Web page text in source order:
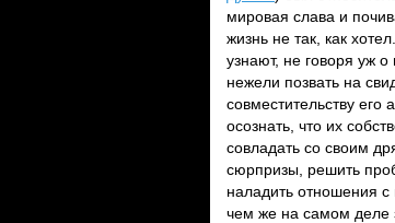
мировая слава и
жизнь не так, как
узнают, не говоря уж
нежели позвать на
совместительству его
осознать, что их
совладать со своим
сюрпризы, решить
наладить отношения
чем же на самом деле